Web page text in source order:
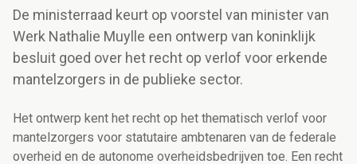
De ministerraad keurt op voorstel van minister van
Werk Nathalie Muylle een ontwerp van koninklijk
besluit goed over het recht op verlof voor erkende
mantelzorgers in de publieke sector.
Het ontwerp kent het recht op het thematisch verlof voor
mantelzorgers voor statutaire ambtenaren van de federale
overheid en de autonome overheidsbedrijven toe. Een recht